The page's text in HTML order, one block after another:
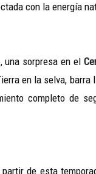
con la energía
una sorpresa en el
en la selva, barra
completo de
de esta